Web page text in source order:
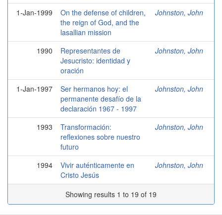
1-Jan-1999
On the defense of children,
the reign of God, and the
lasallian mission
Johnston, John
1990
Representantes de
Jesucristo: identidad y
oración
Johnston, John
1-Jan-1997
Ser hermanos hoy: el
permanente desafío de la
declaración 1967 - 1997
Johnston, John
1993
Transformación:
reflexiones sobre nuestro
futuro
Johnston, John
1994
Vivir auténticamente en
Cristo Jesús
Johnston, John
Showing results 1 to 19 of 19